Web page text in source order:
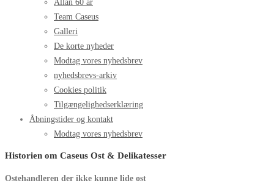
Allan 60 år
Team Caseus
Galleri
De korte nyheder
Modtag vores nyhedsbrev
nyhedsbrevs-arkiv
Cookies politik
Tilgængelighedserklæring
Åbningstider og kontakt
Modtag vores nyhedsbrev
Historien om Caseus Ost & Delikatesser
Ostehandleren der ikke kunne lide ost